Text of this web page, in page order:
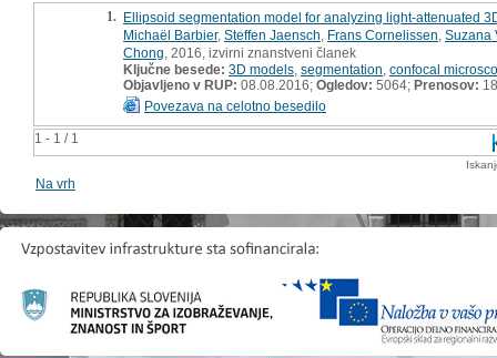
1 - 1 / 1
1. Ellipsoid segmentation model for analyzing light-attenuated
Michaël Barbier, Steffen Jaensch Frans Cornelissen Suzana
Chong , 2016, izvirni znanstveni članek
Ključne besede: 3D models segmentation confocal
Objavljeno v RUP: 08.08.2016; Ogledov: 5064; Prenosov:
Povezava na celotno besedilo
Na vrh